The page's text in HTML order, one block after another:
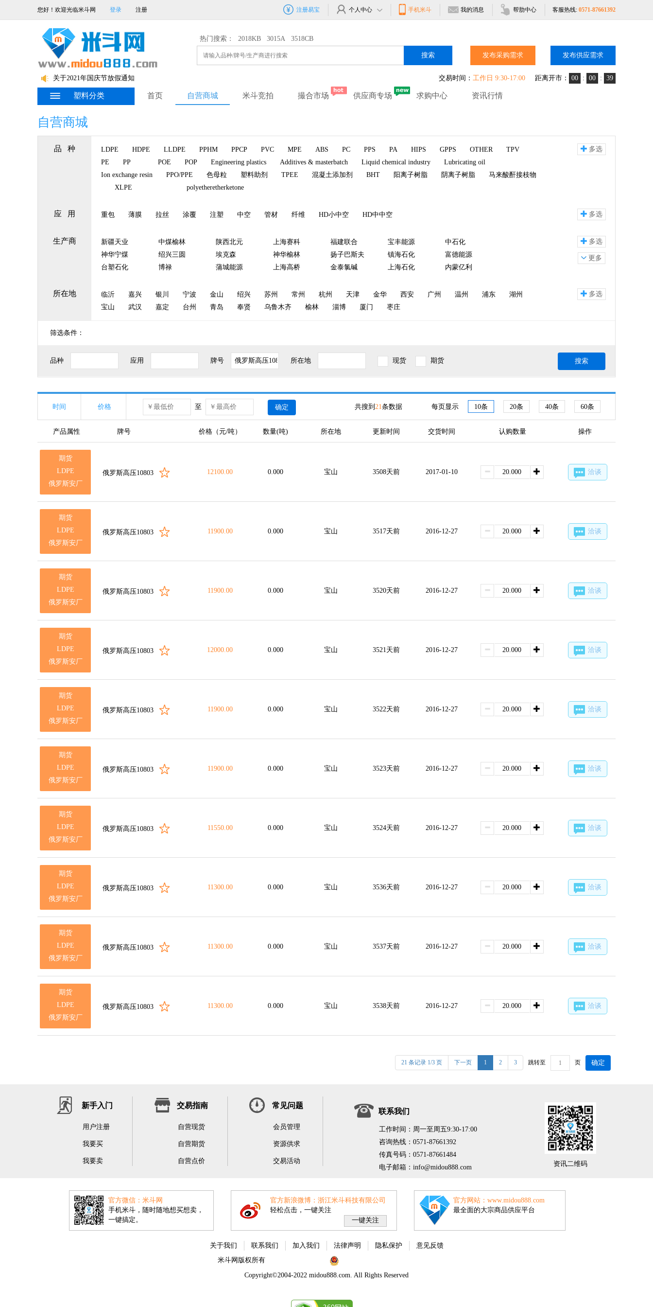
您好！欢迎光临米斗网 登录 注册 注册易宝 个人中心 手机米斗 我的消息 帮肋中心 客服热线: 0571-87661392
热门搜索： 2018KB 3015A 3518CB
搜索 发布采购需求 发布供应需求
关于2022春节放假的通知
关于2022年元旦放假通知
关于2021年国庆节放假通知
距离开市： 00 : 00 : 38
交易时间： 工作日 9:30-17:00
塑料分类 首页 自营商城 米斗竞拍 撮合市场 供应商专场 求购中心 资讯行情
自营商城
品 种 LDPE HDPE LLDPE PPHM PPCP PVC MPE ABS PC PPS PA HIPS GPPS OTHER
TPV
PE
PP POE POP Engineering plastics Additives & masterbatch Liquid chemical industry
Lubricating oil
Ion exchange resin
PPO/PPE 色母粒 塑料助剂 TPEE 混凝土添加剂 BHT 阳离子树脂 阴离子树脂
马来酸酐接枝物
XLPE
polyetheretherketone
多选
应 用 重包 薄膜 拉丝 涂覆 注塑 中空 管材 纤维 HD小中空 HD中中空 多选
生产商 新疆天业 中煤榆林 陕西北元 上海赛科 福建联合 宝丰能源
中石化
神华宁煤
绍兴三圆 埃克森 神华榆林 扬子巴斯夫 镇海石化
富德能源
台塑石化
博禄 蒲城能源 上海高桥 金泰氯碱 上海石化 内蒙亿利
多选
更多
所在地 临沂 嘉兴 银川 宁波 金山 绍兴 苏州 常州 杭州 天津 金华 西安 广州 温州 浦东
湖州
宝山
武汉 嘉定 台州 青岛 奉贤 乌鲁木齐 榆林 淄博 厦门 枣庄
多选
筛选条件：
品种 应用 牌号 所在地 现货 期货 搜索
时间 价格 至 确定 每页显示 10条 20条 40条 60条
共搜到 21条数据
产品属性 牌号 价格（元/吨） 数量(吨) 所在地 更新时间 交货时间 认购数量 操作
期货
LDPE
俄罗斯安厂
俄罗斯高压10803 12100.00 0.000 宝山 3508天前 2017-01-10 洽谈
期货
LDPE
俄罗斯安厂
俄罗斯高压10803 11900.00 0.000 宝山 3517天前 2016-12-27 洽谈
期货
LDPE
俄罗斯安厂
俄罗斯高压10803 11900.00 0.000 宝山 3520天前 2016-12-27 洽谈
期货
LDPE
俄罗斯安厂
俄罗斯高压10803 12000.00 0.000 宝山 3521天前 2016-12-27 洽谈
期货
LDPE
俄罗斯安厂
俄罗斯高压10803 11900.00 0.000 宝山 3522天前 2016-12-27 洽谈
期货
LDPE
俄罗斯安厂
俄罗斯高压10803 11900.00 0.000 宝山 3523天前 2016-12-27 洽谈
期货
LDPE
俄罗斯安厂
俄罗斯高压10803 11550.00 0.000 宝山 3524天前 2016-12-27 洽谈
期货
LDPE
俄罗斯安厂
俄罗斯高压10803 11300.00 0.000 宝山 3536天前 2016-12-27 洽谈
期货
LDPE
俄罗斯安厂
俄罗斯高压10803 11300.00 0.000 宝山 3537天前 2016-12-27 洽谈
期货
LDPE
俄罗斯安厂
俄罗斯高压10803 11300.00 0.000 宝山 3538天前 2016-12-27 洽谈
跳转至 页 确定
21 条记录 1/3 页 下一页 1 2 3
新手入门
用户注册
我要买
我要卖
交易指南
自营现货
自营期货
自营点价
常见问题
会员管理
资源供求
交易活动
联系我们
工作时间：周一至周五9:30-17:00
咨询热线：0571-87661392
传真号码：0571-87661484
电子邮箱：info@midou888.com
资讯二维码
官方微信：米斗网
手机米斗，随时随地想买想卖，
一键搞定。
官方新浪微博：浙江米斗科技有限公司
轻松点击，一键关注
一键关注
官方网站：www.midou888.com
最全面的大宗商品供应平台
关于我们 联系我们 加入我们 法律声明 隐私保护
意见反馈
米斗网版权所有
Copyright©2004-2022 midou888.com. All Rights Reserved